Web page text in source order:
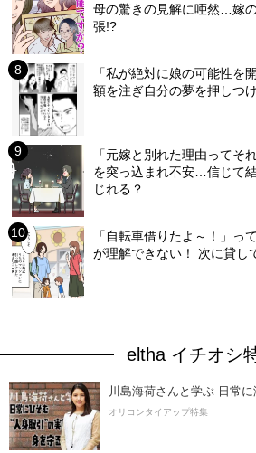
母の驚きの見解に唖然…嫁
張!?
「私が絶対に娘の可能性
額を注ぎ自分の夢を押しつ
「元嫁と別れた理由ってそ
を突っ込まれ不安…信じて
じれる？
「自転車借りたよ～！」っ
が理解できない！ 次に貸し
eltha イチオシ
川島海荷さんと学ぶ 日常に
オリコンタイアップ特集